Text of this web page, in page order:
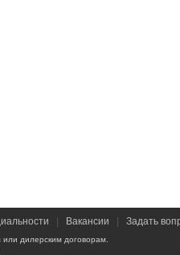
Вакансии Задать
дилерским договорам.